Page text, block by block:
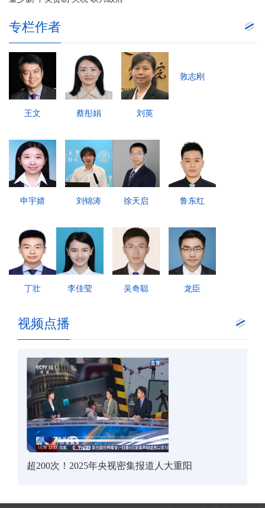
专栏作者
王文 蔡彤娟 刘英
敦志刚
申宇婧 刘锦涛 徐天启 鲁东红
丁壮 李佳莹 吴奇聪 龙臣
视频点播
超200次！2025年央视密集报道人大重阳